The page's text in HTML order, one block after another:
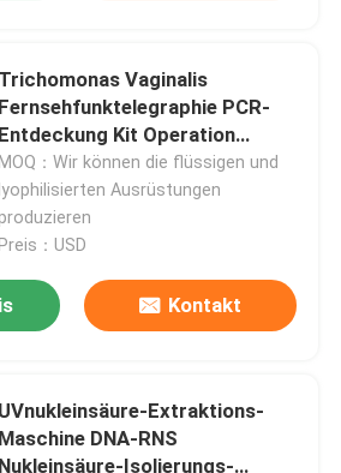
Trichomonas Vaginalis
Fernsehfunktelegraphie PCR-
Entdeckung Kit Operation
48 Tests/Ausrüstung
MOQ：Wir können die flüssigen und
lyophilisierten Ausrüstungen
Preis：USD
Kontakt
UVnukleinsäure-Extraktions-
Maschine DNA-RNS
Nukleinsäure-Isolierungs-